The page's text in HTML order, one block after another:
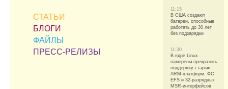
СТАТЬИ
БЛОГИ
ФАЙЛЫ
ПРЕСС-РЕЛИЗЫ
11:15
В США создают
батареи, способные
работать до 30 лет
без подзарядки
11:30
В ядре Linux
намерены прекратить
поддержку старых
ARM-платформ, ФС
EFS и 32-разрядных
MSR-интерфейсов